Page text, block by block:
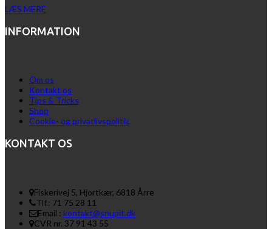
LÆS MERE
INFORMATION
Om os
Kontakt os
Tips & Tricks
Shop
Cookie- og privatlivspolitik
KONTAKT OS
Fiskerivej 5, Hjortkær, 6818 Årre
Tlf.: 71 75 28 11
Email : kontakt@snupit.dk
CVR nr. 37 91 43 55